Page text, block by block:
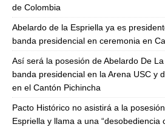
de Colombia
Abelardo de la Espriella ya es
banda presidencial en ceremonia en
Así será la posesión de Abelardo De
banda presidencial en la Arena USC y
en el Cantón Pichincha
Pacto Histórico no asistirá a la
Espriella y llama a una “desobediencia